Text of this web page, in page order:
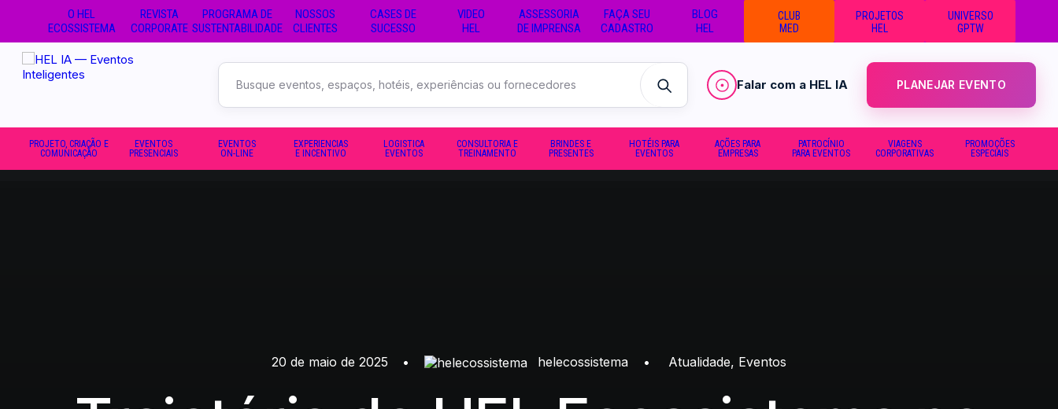
O HEL
ECOSSISTEMA
REVISTA
CORPORATE
PROGRAMA DE
SUSTENTABILIDADE
NOSSOS
CLIENTES
CASES DE
SUCESSO
VIDEO
HEL
ASSESSORIA
DE IMPRENSA
FAÇA SEU
CADASTRO
BLOG
HEL
CLUB
MED
PROJETOS
HEL
UNIVERSO
GPTW
Falar com a HEL IA PLANEJAR EVENTO
PROJETO, CRIAÇÃO E
COMUNICAÇÃO
EVENTOS
PRESENCIAIS
EVENTOS
ON-LINE
EXPERIENCIAS
E INCENTIVO
LOGISTICA
EVENTOS
CONSULTORIA E
TREINAMENTO
BRINDES E
PRESENTES
HOTÉIS PARA
EVENTOS
AÇÕES PARA
EMPRESAS
PATROCÍNIO
PARA EVENTOS
VIAGENS
CORPORATIVAS
PROMOÇÕES
ESPECIAIS
20 de maio de 2025 • helecossistema • Atualidade, Eventos